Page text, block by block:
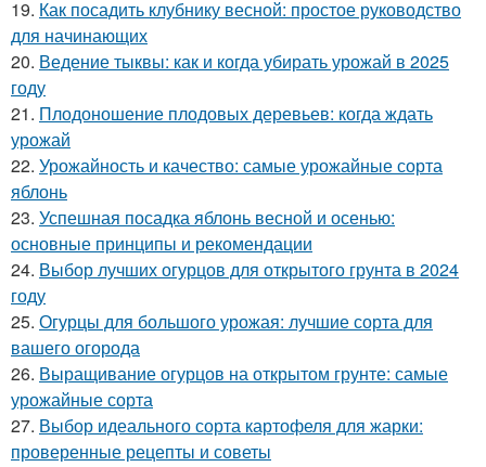
19. Как посадить клубнику весной: простое руководство
для начинающих
20. Ведение тыквы: как и когда убирать урожай в 2025
году
21. Плодоношение плодовых деревьев: когда ждать
урожай
22. Урожайность и качество: самые урожайные сорта
яблонь
23. Успешная посадка яблонь весной и осенью:
основные принципы и рекомендации
24. Выбор лучших огурцов для открытого грунта в 2024
году
25. Огурцы для большого урожая: лучшие сорта для
вашего огорода
26. Выращивание огурцов на открытом грунте: самые
урожайные сорта
27. Выбор идеального сорта картофеля для жарки:
проверенные рецепты и советы